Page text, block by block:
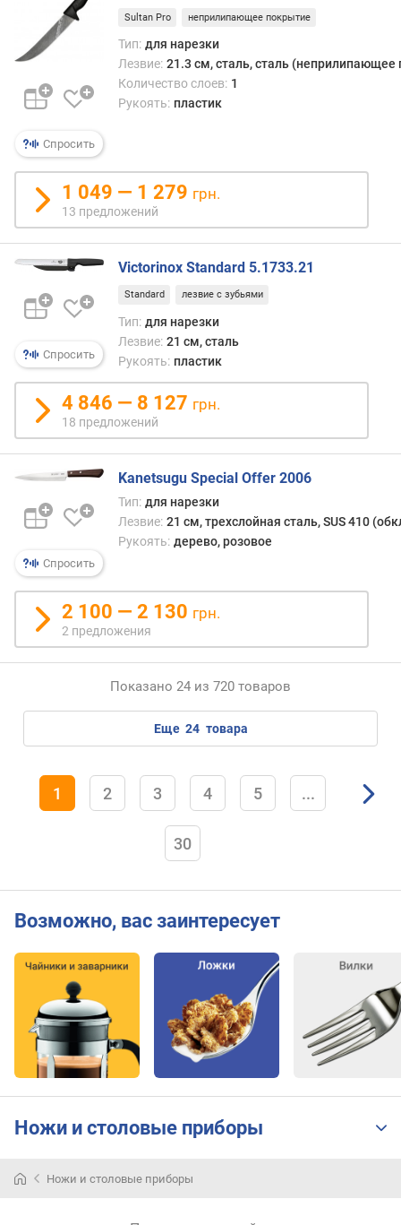
Спросить
Sultan Pro неприлипающее покрытие
Тип: для нарезки
Лезвие: 21.3 см, сталь, сталь (неприлипающее
Количество слоев: 1
Рукоять: пластик
1 049 — 1 279 грн.
13 предложений
Спросить
Victorinox Standard 5.1733.21
Standard лезвие с зубьями
Тип: для нарезки
Лезвие: 21 см, сталь
Рукоять: пластик
4 846 — 8 127 грн.
18 предложений
Спросить
Kanetsugu Special Offer 2006
Тип: для нарезки
Лезвие: 21 см, трехслойная сталь, SUS 410
Рукоять: дерево, розовое
2 100 — 2 130 грн.
2 предложения
Показано 24 из 720 товаров
еще 24 товара
1 2 3 4 5 ...
30
Возможно, вас заинтересует
Ножи и столовые приборы
Ножи и столовые приборы